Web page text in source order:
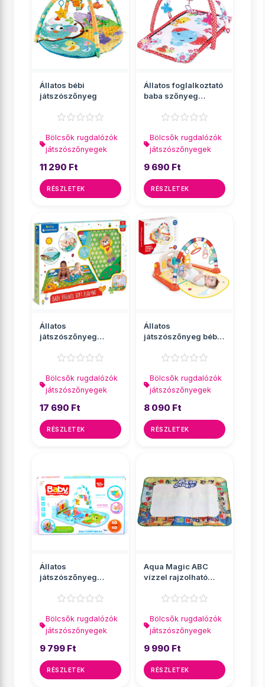
Állatos bébi
játszószőnyeg
Bölcsők rugdalózók
játszószőnyegek
11 290 Ft
RÉSZLETEK
Állatos foglalkoztató
baba szőnyeg
Bölcsők rugdalózók
játszószőnyegek
9 690 Ft
RÉSZLETEK
Állatos
játszószőnyeg
Clementoni baby
Bölcsők rugdalózók
játszószőnyegek
17 690 Ft
RÉSZLETEK
Állatos
játszószőnyeg bébi
40x75x58cm
Bölcsők rugdalózók
játszószőnyegek
8 090 Ft
RÉSZLETEK
Állatos
játszószőnyeg
Bölcsők rugdalózók
játszószőnyegek
9 799 Ft
RÉSZLETEK
Aqua Magic ABC
vízzel rajzolható
Bölcsők rugdalózók
játszószőnyegek
9 990 Ft
RÉSZLETEK